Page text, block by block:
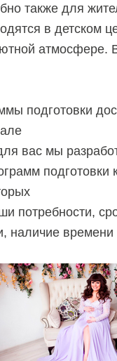
также для
в детском
атмосфере.
подготовки
вас мы
подготовки
потребности,
наличие времени